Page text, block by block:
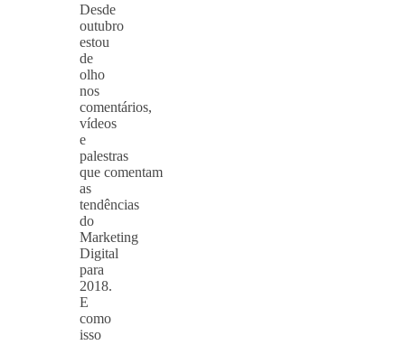
Desde
outubro
estou
de
olho
nos
comentários,
vídeos
e
palestras
que comentam
as
tendências
do
Marketing
Digital
para
2018.
E
como
isso